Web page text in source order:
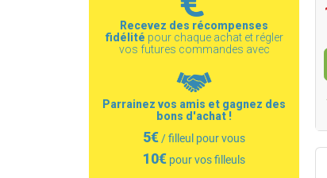
Recevez des récompenses
fidélité pour chaque achat et régler
vos futures commandes avec
Parrainez vos amis et gagnez des
bons d'achat !
5€ / filleul pour vous
10€ pour vos filleuls